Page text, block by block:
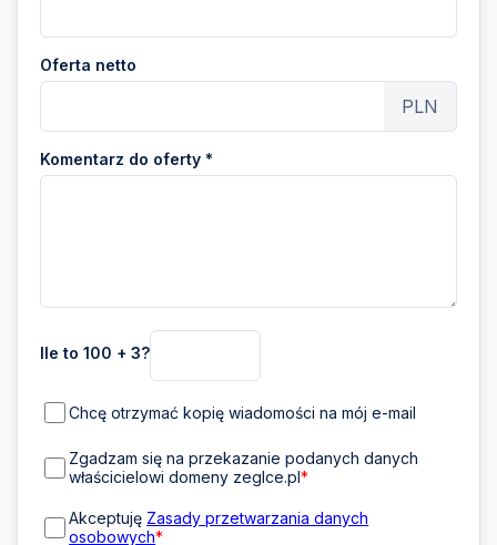
Oferta netto
PLN
Komentarz do oferty *
Ile to 100 + 3?
Chcę otrzymać kopię wiadomości na mój e-mail
Zgadzam się na przekazanie podanych danych
właścicielowi domeny zeglce.pl*
Akceptuję Zasady przetwarzania danych
osobowych*